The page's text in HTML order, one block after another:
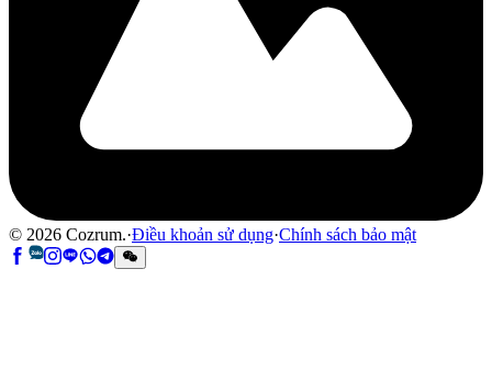
© 2026 Cozrum.·Điều khoản sử dụng·Chính sách bảo mật